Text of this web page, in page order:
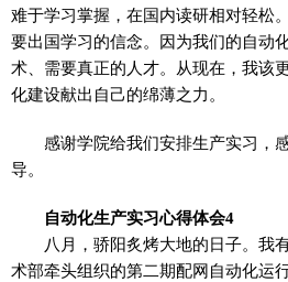
难于学习掌握，在国内读研相对轻松
要出国学习的信念。因为我们的自动
术、需要真正的人才。从现在，我该
化建设献出自己的绵薄之力。
感谢学院给我们安排生产实习，
导。
自动化生产实习心得体会4
八月，骄阳炙烤大地的日子。我
术部牵头组织的第二期配网自动化运